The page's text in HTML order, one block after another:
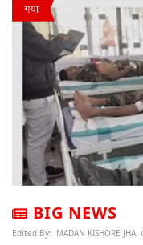
गया
BIG NEWS
Edited By: MADAN KISHORE JHA,